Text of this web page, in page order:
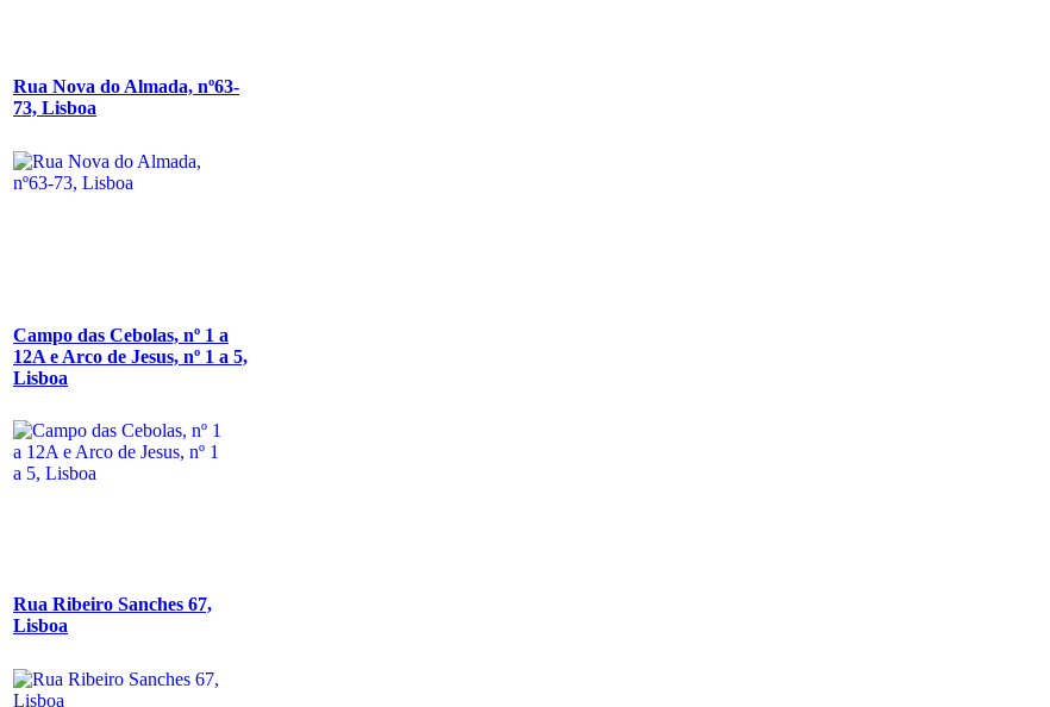
Rua Nova do Almada, nº63-
73, Lisboa
Campo das Cebolas, nº 1 a
12A e Arco de Jesus, nº 1 a 5,
Lisboa
Rua Ribeiro Sanches 67,
Lisboa